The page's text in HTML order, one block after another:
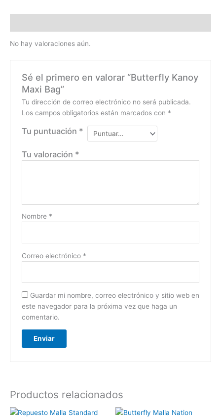
No hay valoraciones aún.
Sé el primero en valorar “Butterfly Kanoy
Maxi Bag”
Tu dirección de correo electrónico no será publicada.
Los campos obligatorios están marcados con *
Tu puntuación *
Tu valoración *
Nombre *
Correo electrónico *
Guardar mi nombre, correo electrónico y sitio web en
este navegador para la próxima vez que haga un
comentario.
Productos relacionados